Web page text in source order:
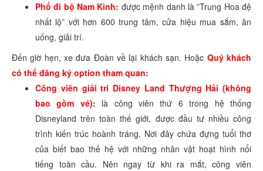
Phố đi bộ Nam Kinh: được mệnh danh là ”Trung Hoa đệ
nhất lộ” với hơn 600 trung tâm, cửa hiệu mua sắm, ăn
uống, giải trí.
Đến giờ hẹn, xe đưa Đoàn về lại khách sạn. Hoặc Quý khách
có thể đăng ký option tham quan:
Công viên giải trí Disney Land Thượng Hải (không
bao gồm vé): là công viên thứ 6 trong hệ thống
Disneyland trên toàn thế giới, được đầu tư nhiều công
trình kiến trúc hoành tráng. Nơi đây chứa đựng tuổi thơ
của biết bao thế hệ với những nhân vật hoạt hình nổi
tiếng toàn cầu. Nên ngay từ khi ra mắt, công viên